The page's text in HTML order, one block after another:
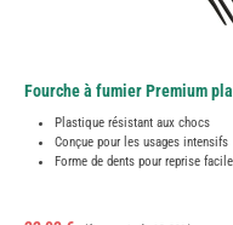
Fourche à fumier Premium
Plastique résistant aux chocs
Conçue pour les usages intensifs
Forme de dents pour reprise facile